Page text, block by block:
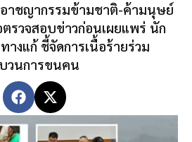
าชญากรรมข้ามชาติ-ค้ามนุษย์
รวจสอบข่าวก่อนเผยแพร่ นัก
างแก้ ชี้จัดการเนื้อร้ายร่วม
วนการขนคน